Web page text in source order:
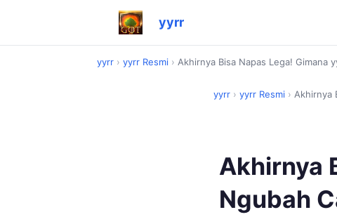
yyrr
yyrr › yyrr Resmi › Akhirnya Bisa Napas Lega! Gimana
yyrr › yyrr Resmi › Akhirnya
Akhirnya
Ngubah